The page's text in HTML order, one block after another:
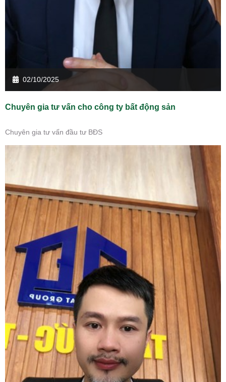
02/10/2025
Chuyên gia tư vấn cho công ty bất động sản
Chuyên gia tư vấn đầu tư BĐS